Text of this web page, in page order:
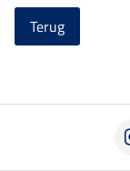
Terug